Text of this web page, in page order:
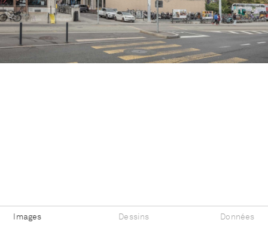
Images Dessins Données